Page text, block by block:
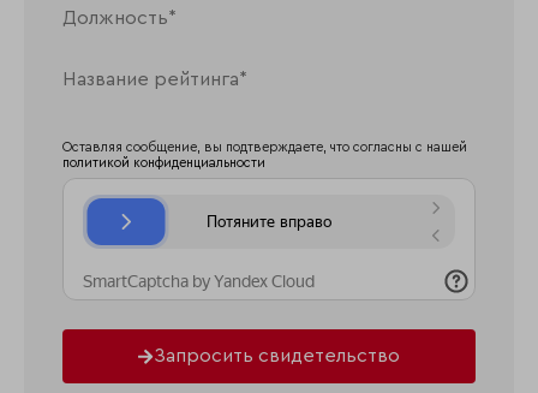
Оставляя сообщение, вы подтверждаете, что согласны с нашей
политикой конфиденциальности
Запросить свидетельство